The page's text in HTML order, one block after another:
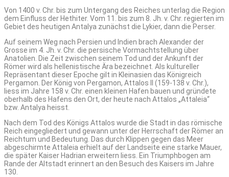
Von 1400 v. Chr. bis zum Untergang des Reiches unterlag die Region
dem Einfluss der Hethiter. Vom 11. bis zum 8. Jh. v. Chr. regierten im
Gebiet des heutigen Antalya zunächst die Lykier, dann die Perser.
Auf seinem Weg nach Persien und Indien brach Alexander der
Grosse im 4. Jh. v. Chr. die persische Vormachtstellung über
Anatolien. Die Zeit zwischen seinem Tod und der Ankunft der
Römer wird als hellenistische Ära bezeichnet. Als kultureller
Repräsentant dieser Epoche gilt in Kleinasien das Königreich
Pergamon. Der König von Pergamon, Attalos II (159-138 v. Chr.),
liess im Jahre 158 v. Chr. einen kleinen Hafen bauen und gründete
oberhalb des Hafens den Ort, der heute nach Attalos „Attaleia“
bzw. Antalya heisst.
Nach dem Tod des Königs Attalos wurde die Stadt in das römische
Reich eingegliedert und gewann unter der Herrschaft der Römer an
Reichtum und Bedeutung. Das durch Klippen gegen das Meer
abgeschirmte Attaleia erhielt auf der Landseite eine starke Mauer,
die später Kaiser Hadrian erweitern liess. Ein Triumphbogen am
Rande der Altstadt erinnert an den Besuch des Kaisers im Jahre
130.